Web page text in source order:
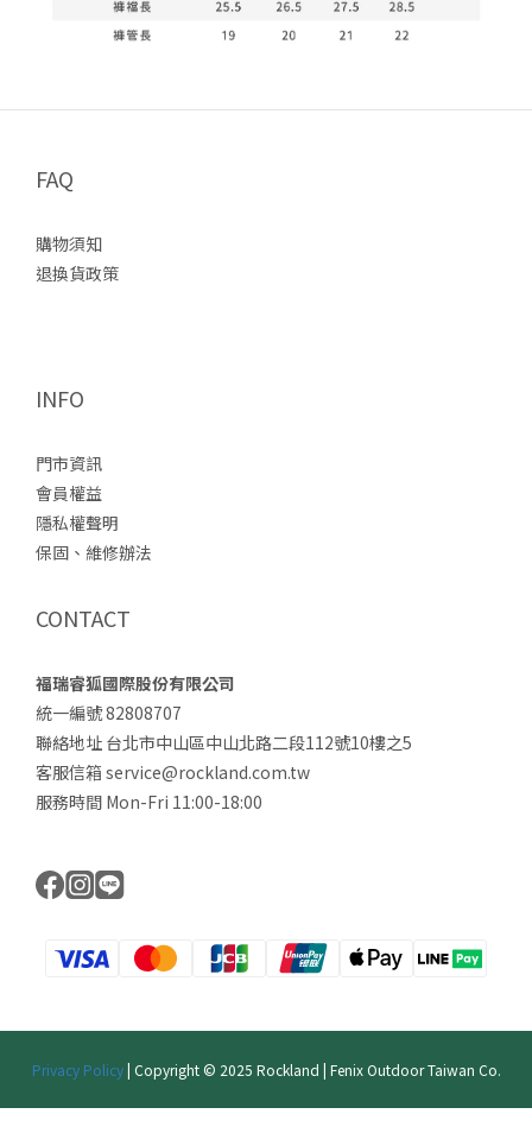
FAQ
購物須知
退換貨政策
INFO
門市資訊
會員權益
隱私權聲明
保固、維修辦法
CONTACT
福瑞睿狐國際股份有限公司
統一編號 82808707
聯絡地址 台北市中山區中山北路二段112號10樓之5
客服信箱 service@rockland.com.tw
服務時間 Mon-Fri 11:00-18:00
Privacy Policy| Copyright © 2025 Rockland | Fenix Outdoor Taiwan Co.